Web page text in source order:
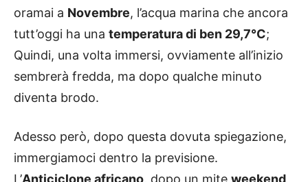
oramai a Novembre, l’acqua marina che ancora
tutt’oggi ha una temperatura di ben 29,7°C;
Quindi, una volta immersi, ovviamente all’inizio
sembrerà fredda, ma dopo qualche minuto
diventa brodo.
Adesso però, dopo questa dovuta spiegazione,
immergiamoci dentro la previsione.